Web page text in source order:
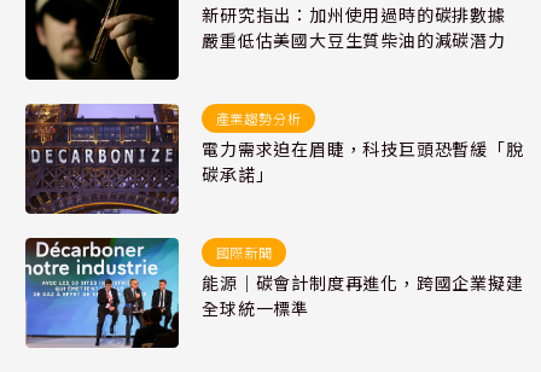
新研究指出：加州使用過時的碳排數據
嚴重低估美國大豆生質柴油的減碳潛力
產業趨勢分析
電力需求迫在眉睫，科技巨頭恐暫緩「脫
碳承諾」
國際新聞
能源｜碳會計制度再進化，跨國企業擬建
全球統一標準